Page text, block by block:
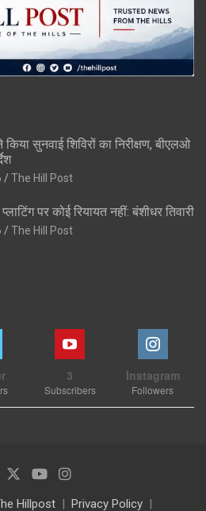
सुनवाई शिविरों का निरीक्षण, बीएलओ
The Hill Post
पर कोई रियायत नहीं: बंशीधर तिवारी
The Hill Post
3
Subscribers
Instagram
Followers
Hillpost Privacy Policy